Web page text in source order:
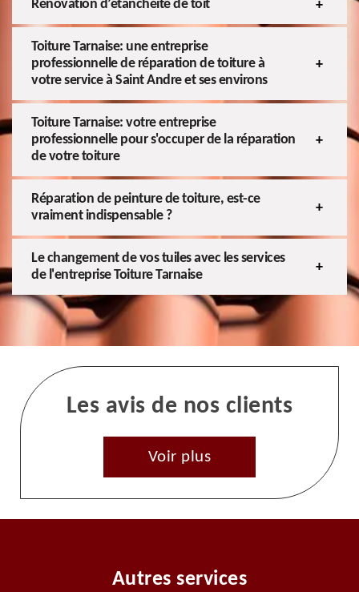
Rénovation d’étanchéité de toit
Toiture Tarnaise: une entreprise
professionnelle de réparation de toiture à
votre service à Saint Andre et ses environs
Toiture Tarnaise: votre entreprise
professionnelle pour s'occuper de la réparation
de votre toiture
Réparation de peinture de toiture, est-ce
vraiment indispensable ?
Le changement de vos tuiles avec les services
de l'entreprise Toiture Tarnaise
Les avis de nos clients
Voir plus
Autres services